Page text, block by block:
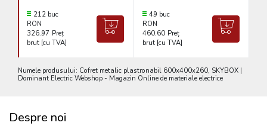
212 buc
RON
326.97 Preț
brut [cu TVA]
49 buc
RON
460.60 Preț
brut [cu TVA]
Numele produsului: Cofret metalic plastronabil 600x400x260, SKYBOX |
Dominant Electric Webshop - Magazin Online de materiale electrice
Despre noi